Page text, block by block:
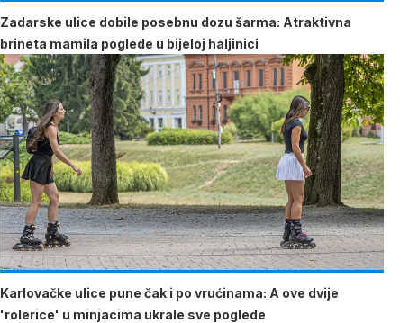
Zadarske ulice dobile posebnu dozu šarma: Atraktivna
brineta mamila poglede u bijeloj haljinici
Karlovačke ulice pune čak i po vrućinama: A ove dvije
'rolerice' u minjacima ukrale sve poglede